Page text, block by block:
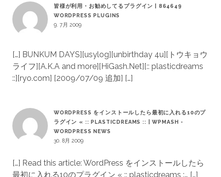
皆様が利用・お勧めしてるプラグイン | 864649
WORDPRESS PLUGINS
9. 7月 2009
[…] BUNKUM DAYS][usylog][unbirthday 4u][トウキョウ
ライフ][A.K.A and more][HiGash.Net][:: plasticdreams
::][ryo.com] [2009/07/09 追加] […]
WORDPRESS をインストールしたら最初に入れる10のプ
ラグイン « :: PLASTICDREAMS :: | WPMASH -
WORDPRESS NEWS
30. 8月 2009
[…] Read this article: WordPress をインストールしたら
最初に入れる10のプラグイン « :: plasticdreams :… […]